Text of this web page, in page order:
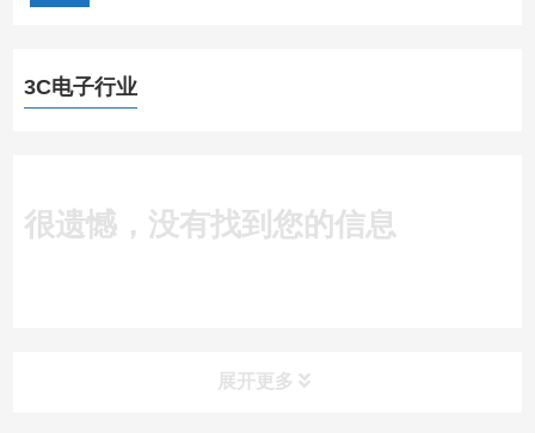
3C电子行业
很遗憾，没有找到您的信息
展开更多